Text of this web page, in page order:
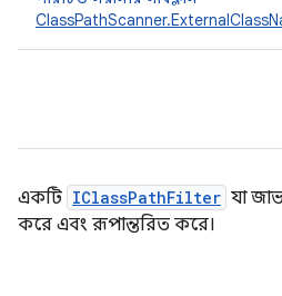
একটি IClassPathFilter যা
করে এবং রূপান্তরিত করে।